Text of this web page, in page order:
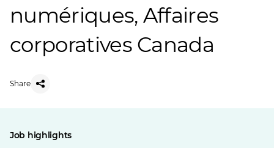
numériques, Affaires
corporatives Canada
Share
Job highlights